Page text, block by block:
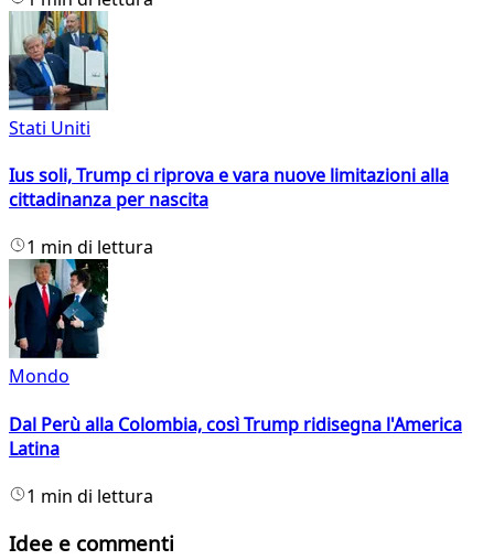
Stati Uniti
Ius soli, Trump ci riprova e vara nuove limitazioni alla
cittadinanza per nascita
1 min di lettura
Mondo
Dal Perù alla Colombia, così Trump ridisegna l'America
Latina
1 min di lettura
Idee e commenti